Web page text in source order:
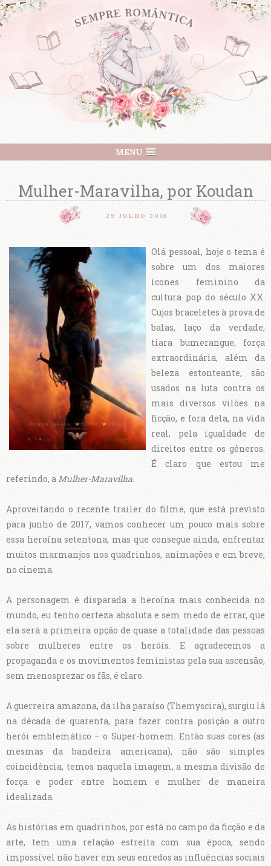
MENU
Mulher-Maravilha, por Koudan
29 JULHO 2016
Olá pessoal, hoje o tema é
sobre um dos maiores
ícones feminino da
cultura pop do século XX.
Cujos braceletes à prova de
balas, laço da verdade,
tiara bumerangue, força
extraordinária, além da
beleza estonteante, são
usados na luta contra os
mais diversos vilões na
ficção, e fora dela, na vida
real, pela igualdade de
direitos entre os gêneros.
É claro que estou me
referindo, aMulher-Maravilha.
Aproveitando o recente trailer do filme, que está previsto
para junho de 2017, vamos conhecer um pouco mais sobre
essa heroína setentona, mas que consegue ainda, enfrentar
muitos marmanjos nos quadrinhos, animações e em breve,
no cinema.
A personagem é disparada a heroína mais conhecida no
mundo, eu tenho certeza absoluta e sem medo de errar, que
ela será a primeira opção de quase a totalidade das pessoas
sobre mulheres entre os heróis. E agradecemos a
propaganda e os movimentos feministas pela sua ascensão,
sem menosprezar os fãs, é claro.
A guerreira amazona, da ilha paraíso (Themyscira), surgiu lá
na década de quarenta, para fazer contra posição a outro
herói emblemático – o Super-homem. Então suas cores (as
mesmas da bandeira americana), não são simples
coincidência, temos naquela imagem, a mesma divisão de
força e poder entre homem e mulher de maneira
idealizada.
As histórias em quadrinhos, por está no campo da ficção e da
arte, tem uma relação estreita com sua época, sendo
impossível não haver em seus enredos as influências sociais